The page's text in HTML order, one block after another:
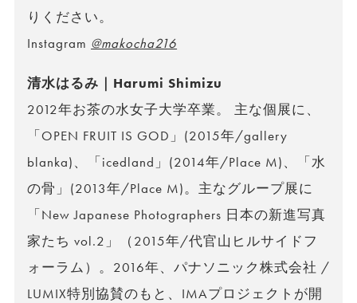
りください。
Instagram @makocha216
清水はるみ｜Harumi Shimizu
2012年お茶の水女子大学卒業。 主な個展に、
「OPEN FRUIT IS GOD」(2015年/gallery
blanka)、「icedland」(2014年/Place M)、「水
の骨」(2013年/Place M)。主なグループ展に
「New Japanese Photographers 日本の新進写真
家たち vol.2」（2015年/代官山ヒルサイドフ
ォーラム）。2016年、パナソニック株式会社 /
LUMIX特別協賛のもと、IMAプロジェクトが開